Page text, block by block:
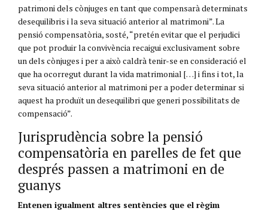
patrimoni dels cònjuges en tant que compensarà determinats
desequilibris i la seva situació anterior al matrimoni”. La
pensió compensatòria, sosté, “pretén evitar que el perjudici
que pot produir la convivència recaigui exclusivament sobre
un dels cònjuges i per a això caldrà tenir-se en consideració el
que ha ocorregut durant la vida matrimonial […] i fins i tot, la
seva situació anterior al matrimoni per a poder determinar si
aquest ha produït un desequilibri que generi possibilitats de
compensació”.
Jurisprudència sobre la pensió
compensatòria en parelles de fet que
després passen a matrimoni en de
guanys
Entenen igualment altres sentències que el règim